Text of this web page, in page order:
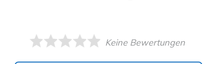
Keine Bewertungen